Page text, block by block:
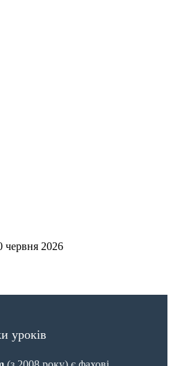
червня 2026
уроків